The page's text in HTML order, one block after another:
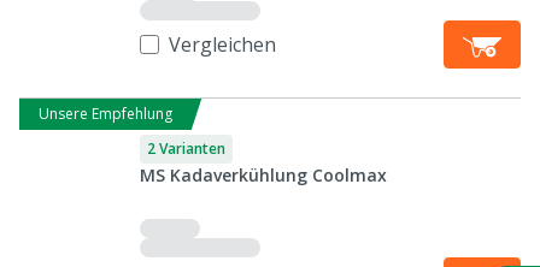
Vergleichen
Unsere Empfehlung
2 Varianten
MS Kadaverkühlung Coolmax